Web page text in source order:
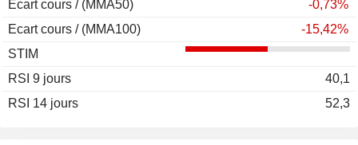
Ecart cours / (MMA50)
-0,73%
Ecart cours / (MMA100)
-15,42%
STIM
RSI 9 jours
40,1
RSI 14 jours
52,3
2005
2004
2003
-1,51%
2002
2001